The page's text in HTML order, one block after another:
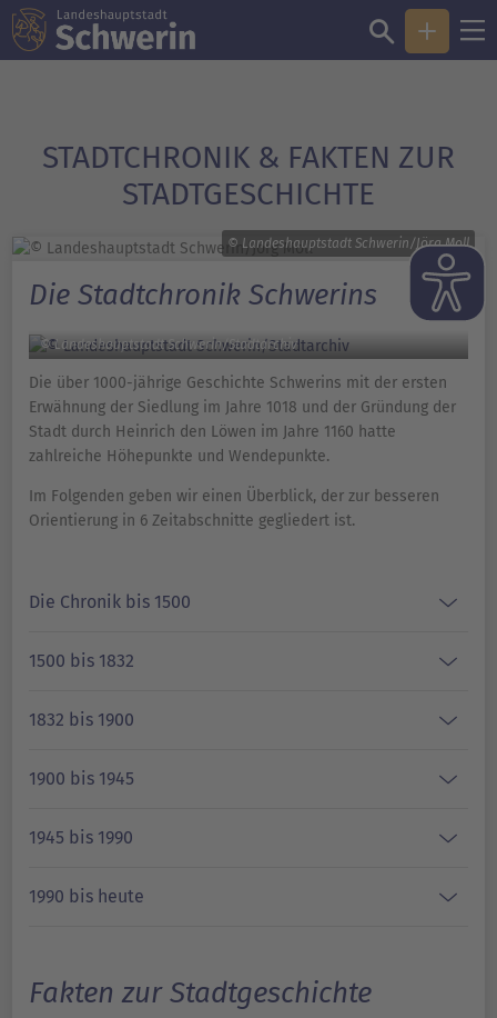
STADTCHRONIK & FAKTEN ZUR
STADTGESCHICHTE
© Landeshauptstadt Schwerin/Jörg Moll
Die Stadtchronik Schwerins
© Landeshauptstadt Schwerin/Stadtarchiv
Die über 1000-jährige Geschichte Schwerins mit der ersten
Erwähnung der Siedlung im Jahre 1018 und der Gründung der
Stadt durch Heinrich den Löwen im Jahre 1160 hatte
zahlreiche Höhepunkte und Wendepunkte.
Im Folgenden geben wir einen Überblick, der zur besseren
Orientierung in 6 Zeitabschnitte gegliedert ist.
Die Chronik bis 1500
1500 bis 1832
1832 bis 1900
1900 bis 1945
1945 bis 1990
1990 bis heute
Fakten zur Stadtgeschichte